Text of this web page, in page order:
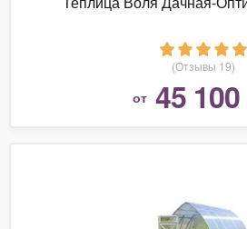
(Отзывы 19)
от 45 100